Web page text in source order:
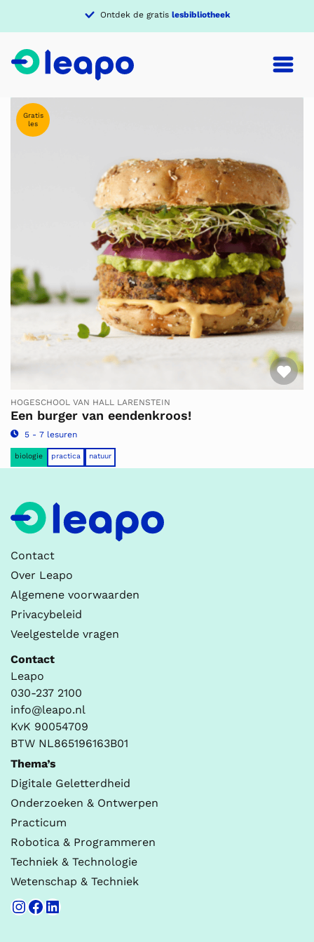
Ontdek de gratis lesbibliotheek
Gratis
les
HOGESCHOOL VAN HALL LARENSTEIN
Een burger van eendenkroos!
5 - 7 lesuren
biologie practica natuur
Contact
Over Leapo
Algemene voorwaarden
Privacybeleid
Veelgestelde vragen
Contact
Leapo
030-237 2100
info@leapo.nl
KvK 90054709
BTW NL865196163B01
Thema’s
Digitale Geletterdheid
Onderzoeken & Ontwerpen
Practicum
Robotica & Programmeren
Techniek & Technologie
Wetenschap & Techniek
Instagram
Facebook
LinkedIn